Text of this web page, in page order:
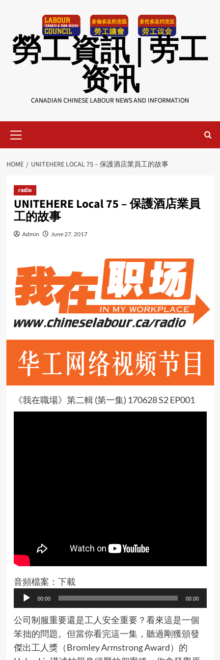
勞工資訊 | 劳工
资讯
CANADIAN CHINESE LABOUR NEWS AND INFORMATION
Menu
HOME UNITEHERE LOCAL 75 – 保護酒店業員工的故事
radio
UNITEHERE Local 75 – 保護酒店業員
工的故事
Admin June 27, 2017
《我在職場》第二輯 (第一集) 170628 S2 EP001
音頻檔案： 下載
Audio
Player
00:00 00:00
公司制服重要還是工人安全重要？看來這是一個
笨拙的問題。但當你看完這一集，聽過剛獲頒發
傑出工人獎（Bromley Armstrong Award）的